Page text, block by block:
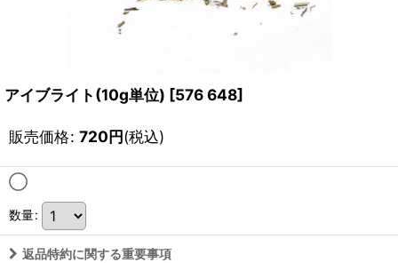
アイブライト(10g単位) [576 648]
販売価格: 720円(税込)
◯
数量:
返品特約に関する重要事項